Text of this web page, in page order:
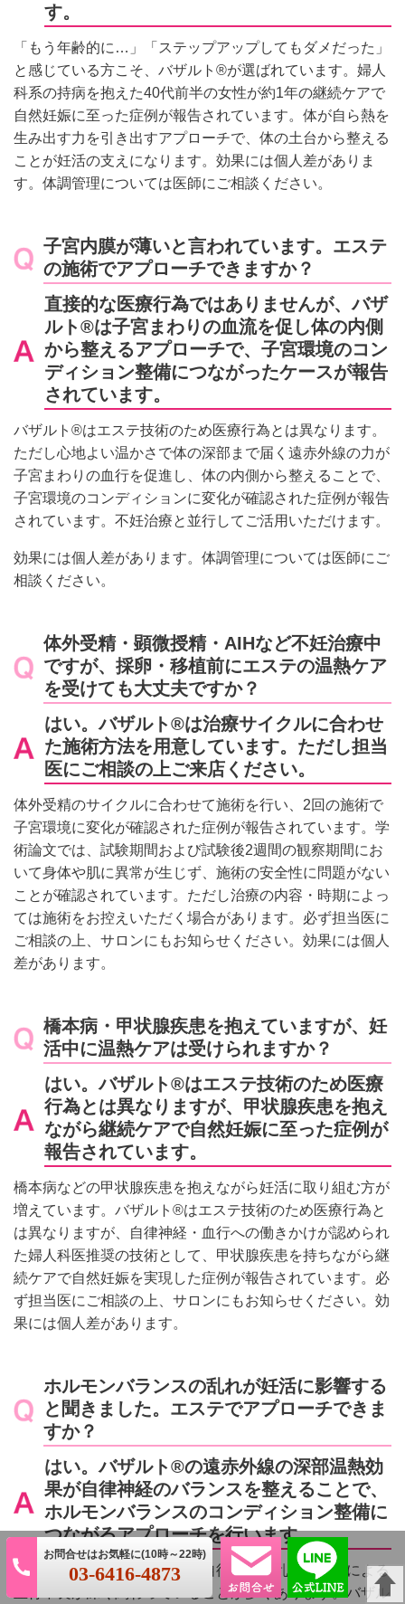
03-6416-4873
す。
「もう年齢的に…」「ステップアップしてもダメだった」
と感じている方こそ、バザルト®が選ばれています。婦人
科系の持病を抱えた40代前半の女性が約1年の継続ケアで
自然妊娠に至った症例が報告されています。体が自ら熱を
生み出す力を引き出すアプローチで、体の土台から整える
ことが妊活の支えになります。効果には個人差がありま
す。体調管理については医師にご相談ください。
子宮内膜が薄いと言われています。エステ
の施術でアプローチできますか？
直接的な医療行為ではありませんが、バザ
ルト®は子宮まわりの血流を促し体の内側
から整えるアプローチで、子宮環境のコン
ディション整備につながったケースが報告
されています。
バザルト®はエステ技術のため医療行為とは異なります。
ただし心地よい温かさで体の深部まで届く遠赤外線の力が
子宮まわりの血行を促進し、体の内側から整えることで、
子宮環境のコンディションに変化が確認された症例が報告
されています。不妊治療と並行してご活用いただけます。
効果には個人差があります。体調管理については医師にご
相談ください。
体外受精・顕微授精・AIHなど不妊治療中
ですが、採卵・移植前にエステの温熱ケア
を受けても大丈夫ですか？
はい。バザルト®は治療サイクルに合わせ
た施術方法を用意しています。ただし担当
医にご相談の上ご来店ください。
体外受精のサイクルに合わせて施術を行い、2回の施術で
子宮環境に変化が確認された症例が報告されています。学
術論文では、試験期間および試験後2週間の観察期間にお
いて身体や肌に異常が生じず、施術の安全性に問題がない
ことが確認されています。ただし治療の内容・時期によっ
ては施術をお控えいただく場合があります。必ず担当医に
ご相談の上、サロンにもお知らせください。効果には個人
差があります。
橋本病・甲状腺疾患を抱えていますが、妊
活中に温熱ケアは受けられますか？
はい。バザルト®はエステ技術のため医療
行為とは異なりますが、甲状腺疾患を抱え
ながら継続ケアで自然妊娠に至った症例が
報告されています。
橋本病などの甲状腺疾患を抱えながら妊活に取り組む方が
増えています。バザルト®はエステ技術のため医療行為と
は異なりますが、自律神経・血行への働きかけが認められ
た婦人科医推奨の技術として、甲状腺疾患を持ちながら継
続ケアで自然妊娠を実現した症例が報告されています。必
ず担当医にご相談の上、サロンにもお知らせください。効
果には個人差があります。
ホルモンバランスの乱れが妊活に影響する
と聞きました。エステでアプローチできま
すか？
はい。バザルト®の遠赤外線の深部温熱効
果が自律神経のバランスを整えることで、
ホルモンバランスのコンディション整備に
つながるアプローチを行います。
ホルモンバランスの乱れは、自律神経の乱れや冷えによる
血行不良が深く関わっていることが多くあります。バザル